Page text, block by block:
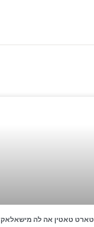
טארט טאטין אה לה מישאלאק